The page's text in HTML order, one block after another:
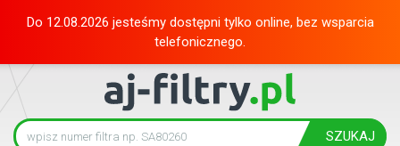
Do 12.08.2026 jesteśmy dostępni tylko online, bez wsparcia
telefonicznego.
SZUKAJ